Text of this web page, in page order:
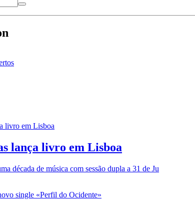
lança livro em Lisboa
década de música com sessão dupla a 31 de Ju